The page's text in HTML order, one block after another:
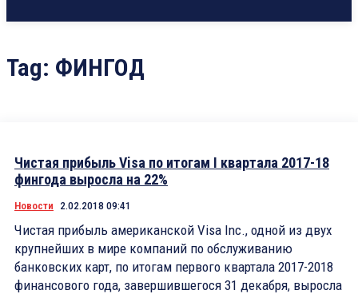
Tag: ФИНГОД
Чистая прибыль Visa по итогам I квартала 2017-18
фингода выросла на 22%
Новости 2.02.2018 09:41
Чистая прибыль американской Visa Inc., одной из двух
крупнейших в мире компаний по обслуживанию
банковских карт, по итогам первого квартала 2017-2018
финансового года, завершившегося 31 декабря, выросла